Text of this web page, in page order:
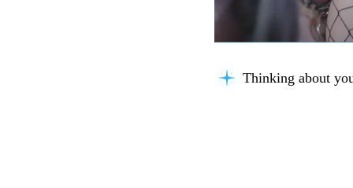
Thinking about